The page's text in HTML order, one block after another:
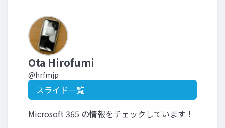
Ota Hirofumi
@hrfmjp
スライド一覧
Microsoft 365 の情報をチェックしています！